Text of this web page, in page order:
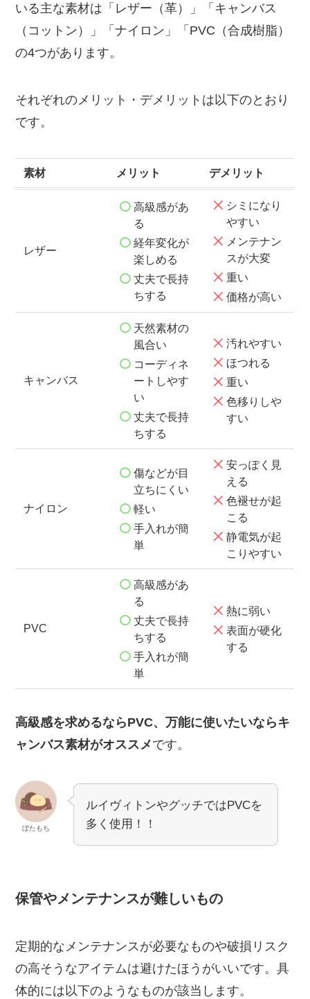
いる主な素材は「レザー（革）」「キャンバス
（コットン）」「ナイロン」「PVC（合成樹脂）
の4つがあります。
それぞれのメリット・デメリットは以下のとおり
です。
素材 メリット デメリット
レザー
高級感があ
る
経年変化が
楽しめる
丈夫で長持
ちする
シミになり
やすい
メンテナン
スが大変
重い
価格が高い
キャンバス
天然素材の
風合い
コーディネ
ートしやす
い
丈夫で長持
ちする
汚れやすい
ほつれる
重い
色移りしや
すい
ナイロン
傷などが目
立ちにくい
軽い
手入れが簡
単
安っぽく見
える
色褪せが起
こる
静電気が起
こりやすい
PVC
高級感があ
る
丈夫で長持
ちする
手入れが簡
単
熱に弱い
表面が硬化
する
高級感を求めるならPVC、万能に使いたいならキ
ャンバス素材がオススメです。
ぼたもち
ルイヴィトンやグッチではPVCを
多く使用！！
保管やメンテナンスが難しいもの
定期的なメンテナンスが必要なものや破損リスク
の高そうなアイテムは避けたほうがいいです。具
体的には以下のようなものが該当します。